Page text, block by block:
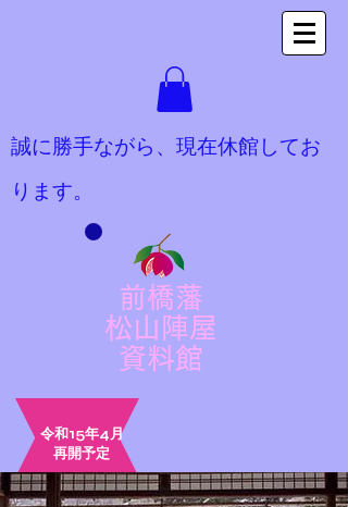
​誠に勝手ながら、現在休館してお
ります。
前橋藩
松山陣屋
​資料館
令和15年4月
​再開予定